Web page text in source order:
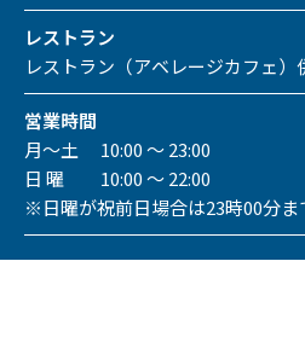
レストラン
レストラン（アベレージカフェ）
営業時間
月～土 10:00 ～ 23:00
日 曜 10:00 ～ 22:00
※日曜が祝前日場合は23時00分